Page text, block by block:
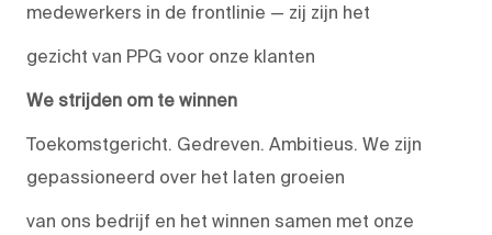
medewerkers in de frontlinie — zij zijn het
gezicht van PPG voor onze klanten
We strijden om te winnen
Toekomstgericht. Gedreven. Ambitieus. We zijn
gepassioneerd over het laten groeien
van ons bedrijf en het winnen samen met onze